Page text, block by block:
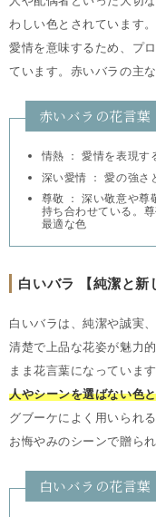
わしい色とされています
愛情を意味するため、プ
ています。赤いバラの主
赤いバラの花言葉
情熱 ： 愛情を表現す
深い愛情 ： 愛の強さ
尊敬 ： 深い敬意や尊
持ち合わせている。
最適な色
白いバラ 【純潔と新
白いバラは、純潔や誠実
清楚で上品な花姿が魅力
まま花言葉になっていま
人やシーンを選ばない色
グブーケによく用いられ
お悔やみのシーンで贈ら
白いバラの花言葉